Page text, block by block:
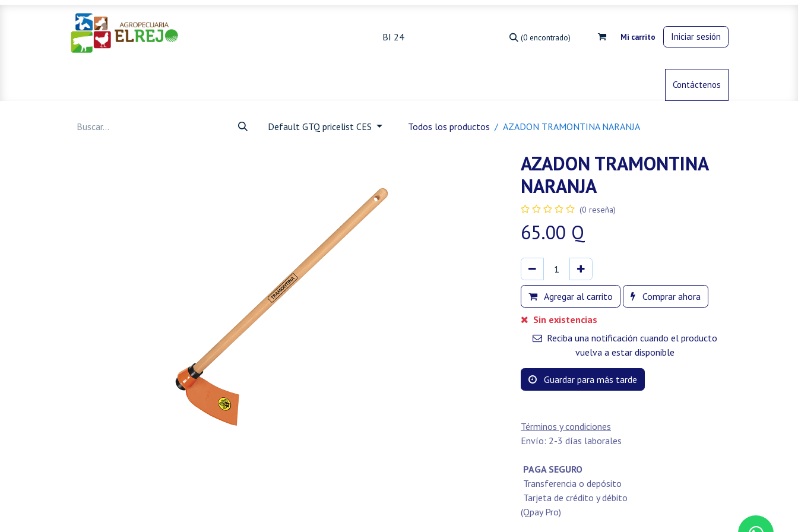
(0 encontrado) Mi carrito Iniciar sesión
Control de animalesContáctenos
Default GTQ pricelist CES Todos los productos AZADON TRAMONTINA NARANJA
AZADON TRAMONTINA
NARANJA
(0 reseña)
65.00 Q
Agregar al carrito
Comprar ahora
Sin existencias
Reciba una notificación cuando el producto
vuelva a estar disponible
Guardar para más tarde
Términos y condiciones
Envío: 2-3 días laborales
PAGA SEGURO
Transferencia o depósito
Tarjeta de crédito y débito
(Qpay Pro)